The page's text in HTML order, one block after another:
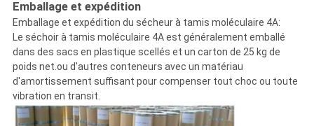
Emballage et expédition
Emballage et expédition du sécheur à tamis moléculaire 4A:
Le séchoir à tamis moléculaire 4A est généralement emballé
dans des sacs en plastique scellés et un carton de 25 kg de
poids net.ou d'autres conteneurs avec un matériau
d'amortissement suffisant pour compenser tout choc ou toute
vibration en transit.